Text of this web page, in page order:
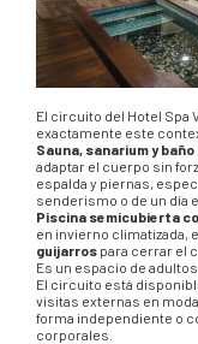
El circuito del Hotel Spa
exactamente este
Sauna, sanarium y
adaptar el cuerpo sin
espalda y piernas,
senderismo o de un día
Piscina semicubierta
en invierno climatizada,
guijarros para cerrar el
Es un espacio de
El circuito está
visitas externas en
forma independiente o
corporales.